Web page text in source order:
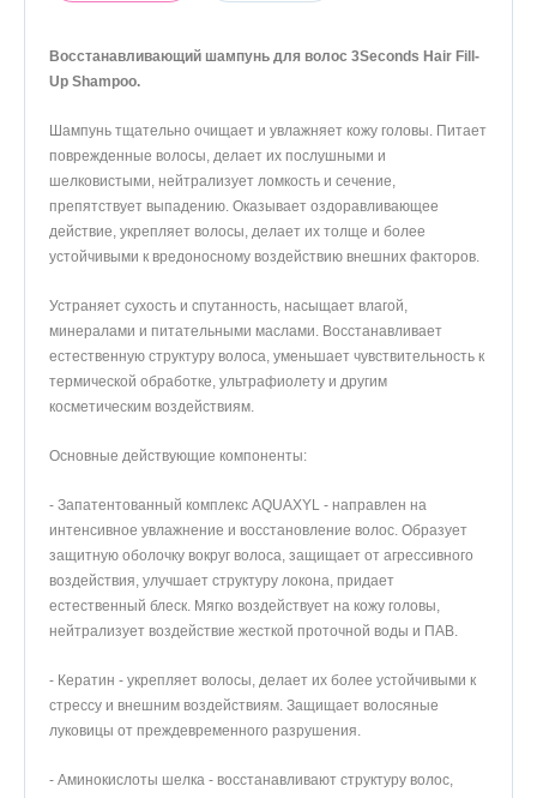
Восстанавливающий шампунь для волос 3Seconds Hair Fill-
Up Shampoo.
Шампунь тщательно очищает и увлажняет кожу головы. Питает
поврежденные волосы, делает их послушными и
шелковистыми, нейтрализует ломкость и сечение,
препятствует выпадению. Оказывает оздоравливающее
действие, укрепляет волосы, делает их толще и более
устойчивыми к вредоносному воздействию внешних факторов.
Устраняет сухость и спутанность, насыщает влагой,
минералами и питательными маслами. Восстанавливает
естественную структуру волоса, уменьшает чувствительность к
термической обработке, ультрафиолету и другим
косметическим воздействиям.
Основные действующие компоненты:
- Запатентованный комплекс AQUAXYL - направлен на
интенсивное увлажнение и восстановление волос. Образует
защитную оболочку вокруг волоса, защищает от агрессивного
воздействия, улучшает структуру локона, придает
естественный блеск. Мягко воздействует на кожу головы,
нейтрализует воздействие жесткой проточной воды и ПАВ.
- Кератин - укрепляет волосы, делает их более устойчивыми к
стрессу и внешним воздействиям. Защищает волосяные
луковицы от преждевременного разрушения.
- Аминокислоты шелка - восстанавливают структуру волос,